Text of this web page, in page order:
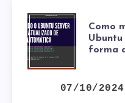
COMO
Como
forma
07/10/2024